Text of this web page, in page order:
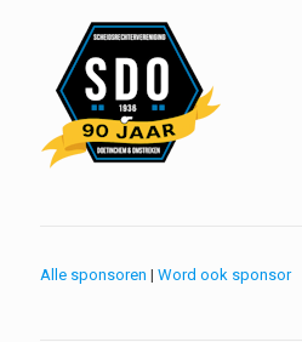
Alle sponsoren | Word ook sponsor